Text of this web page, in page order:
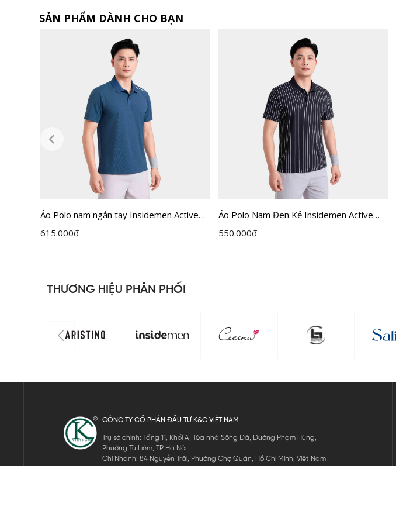
SẢN PHẨM DÀNH CHO BẠN
Áo Polo nam ngắn tay Insidemen Active
dáng Regular IPS117EDP01
615.000đ
Áo Polo Nam Đen Kẻ Insidemen Active
IPS116EDP01
550.000đ
THƯƠNG HIỆU PHÂN PHỐI
CÔNG TY CỔ PHẦN ĐẦU TƯ K&G VIỆT NAM
Trụ sở chính: Tầng 11, Khối A, Tòa nhà Sông Đà, Đường Phạm Hùng,
Phường Từ Liêm, TP Hà Nội
Chi Nhánh: 84 Nguyễn Trãi, Phường Chợ Quán, Hồ Chí Minh, Việt Nam